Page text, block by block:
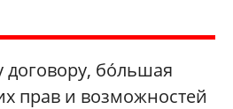
договору, бóльшая
прав и возможностей